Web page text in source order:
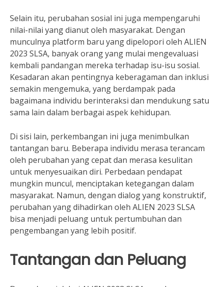
Selain itu, perubahan sosial ini juga mempengaruhi
nilai-nilai yang dianut oleh masyarakat. Dengan
munculnya platform baru yang dipelopori oleh ALIEN
2023 SLSA, banyak orang yang mulai mengevaluasi
kembali pandangan mereka terhadap isu-isu sosial.
Kesadaran akan pentingnya keberagaman dan inklusi
semakin mengemuka, yang berdampak pada
bagaimana individu berinteraksi dan mendukung satu
sama lain dalam berbagai aspek kehidupan.
Di sisi lain, perkembangan ini juga menimbulkan
tantangan baru. Beberapa individu merasa terancam
oleh perubahan yang cepat dan merasa kesulitan
untuk menyesuaikan diri. Perbedaan pendapat
mungkin muncul, menciptakan ketegangan dalam
masyarakat. Namun, dengan dialog yang konstruktif,
perubahan yang dihadirkan oleh ALIEN 2023 SLSA
bisa menjadi peluang untuk pertumbuhan dan
pengembangan yang lebih positif.
Tantangan dan Peluang